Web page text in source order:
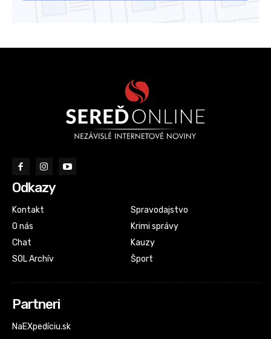
Odkazy
Kontakt
O nás
Chat
SOL Archív
Spravodajstvo
Krimi správy
Kauzy
Šport
Partneri
NaEXpedíciu.sk